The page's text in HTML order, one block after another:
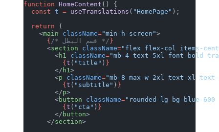
function HomeContent () {
  const
t = useTranslations ("HomePage" );
  return
(
    <
main className="min-h-screen"
      {
/* قسم البطل */
      <
section className= "flex flex-col items-
        <
h1 className="mb-4 text-5xl font-bold
          {
t ("title" )
        </
h1
        <
className="mb-8 max-w-2xl text-xl
          {
t ( "subtitle" )
        </
p
        <
button className= "rounded-lg bg-blue-
          {
t ( "cta" )
        </
button
      </
section